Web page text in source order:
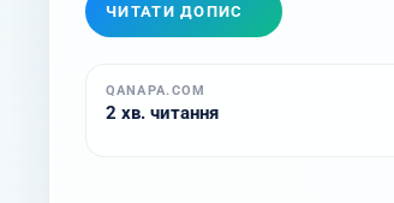
ЧИТАТИ ДОПИС
QANAPA.COM
2 хв. читання